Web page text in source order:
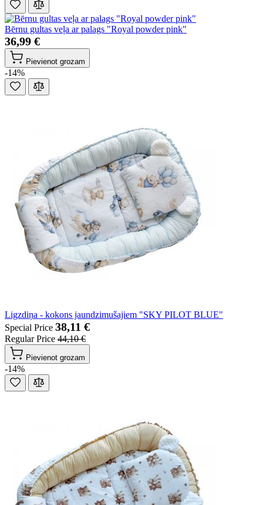
Bērnu gultas veļa ar palags "Royal powder pink"
36,99 €
Pievienot grozam
-14%
Ligzdiņa - kokons jaundzimušajiem "SKY PILOT BLUE"
Special Price 38,11 €
Regular Price 44,10 €
Pievienot grozam
-14%